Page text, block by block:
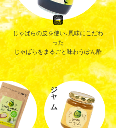
じゃばらの皮を使い、風味にこだわ
った
じゃばらをまるごと味わうぽん酢
ジャム